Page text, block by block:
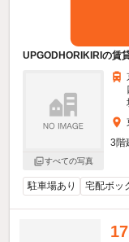
UPGODHORIKIRIの賃
すべての写真
3階
駐車場あり 宅配ボッ